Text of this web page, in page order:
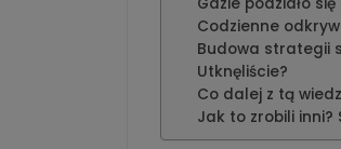
Codzienne
Budowa strategii
Utknęliście?
Co dalej z tą
Jak to zrobili inni?